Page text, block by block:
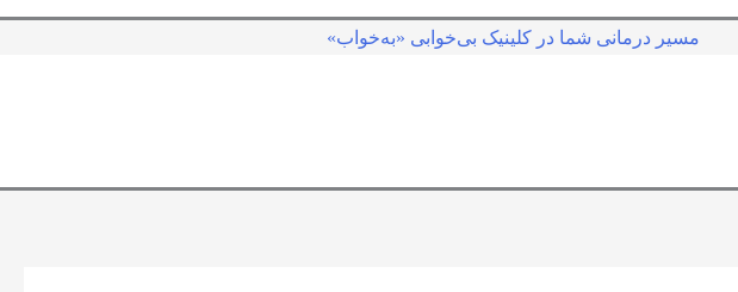
مسیر درمانی شما در کلینیک بی‌خوابی «به‌خواب»